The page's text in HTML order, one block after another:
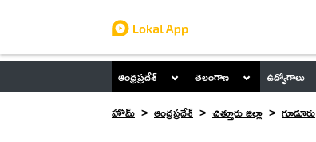
ఆంధ్రప్రదేశ్ తెలంగాణ ఉద్యోగాలు
హోమ్
ఆంధ్రప్రదేశ్ చిత్తూరు జిల్లా గూడూరు